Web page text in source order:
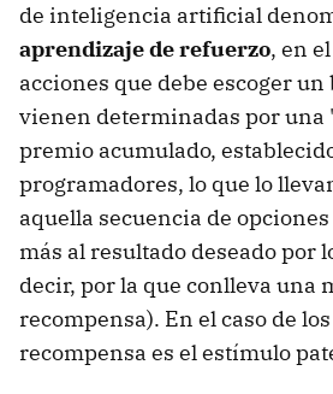
de inteligencia artificial
aprendizaje de refuerzo, en
acciones que debe escoger
vienen determinadas por una
premio acumulado,
programadores, lo que lo
aquella secuencia de
más al resultado deseado por
decir, por la que conlleva una
recompensa). En el caso de
recompensa es el estímulo